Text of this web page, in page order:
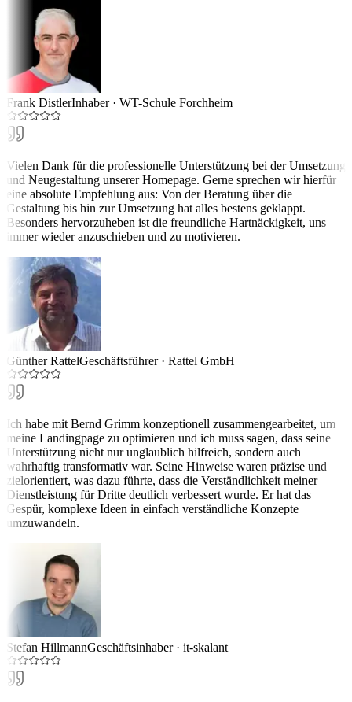
Frank DistlerInhaber· WT-Schule Forchheim
Vielen Dank für die professionelle Unterstützung bei der Umsetzung
und Neugestaltung unserer Homepage. Gerne sprechen wir hierfür
eine absolute Empfehlung aus: Von der Beratung über die
Gestaltung bis hin zur Umsetzung hat alles bestens geklappt.
Besonders hervorzuheben ist die freundliche Hartnäckigkeit, uns
immer wieder anzuschieben und zu motivieren.
Günther RattelGeschäftsführer· Rattel GmbH
Ich habe mit Bernd Grimm konzeptionell zusammengearbeitet, um
meine Landingpage zu optimieren und ich muss sagen, dass seine
Unterstützung nicht nur unglaublich hilfreich, sondern auch
wahrhaftig transformativ war. Seine Hinweise waren präzise und
zielorientiert, was dazu führte, dass die Verständlichkeit meiner
Dienstleistung für Dritte deutlich verbessert wurde. Er hat das
Gespür, komplexe Ideen in einfach verständliche Konzepte
umzuwandeln.
Stefan HillmannGeschäftsinhaber· it-skalant